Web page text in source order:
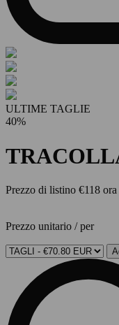
ULTIME TAGLIE
40%
Prezzo di listino €118 ora
Prezzo unitario /per